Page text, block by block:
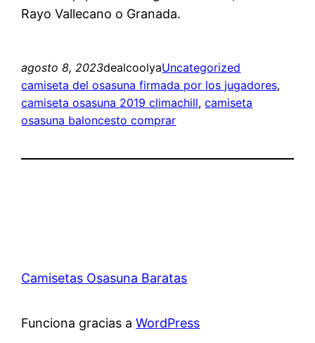
Rayo Vallecano o Granada.
agosto 8, 2023dealcoolyaUncategorized
camiseta del osasuna firmada por los jugadores
camiseta osasuna 2019 climachill, camiseta
osasuna baloncesto comprar
Camisetas Osasuna Baratas
Funciona gracias aWordPress